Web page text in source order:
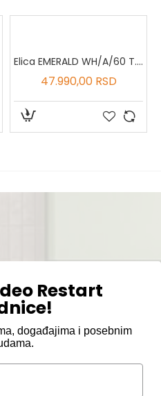
Elica EMERALD WH/A/60 T.GREZZO
47.990,00 RSD
Restart
događajima i posebnim